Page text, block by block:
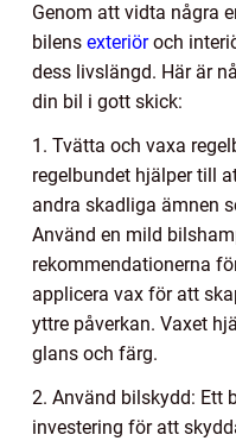
Genom att vidta några
bilens exteriöroch
dess livslängd. Här är
din bil i gott skick:
1. Tvätta och vaxa
regelbundet hjälper till
andra skadliga ämnen
Använd en mild
rekommendationerna
applicera vax för att
yttre påverkan. Vaxet
glans och färg.
2. Använd bilskydd: Ett
investering för att